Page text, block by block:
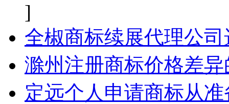
]
全椒商标续展代理公
滁州注册商标价格差
定远个人申请商标从